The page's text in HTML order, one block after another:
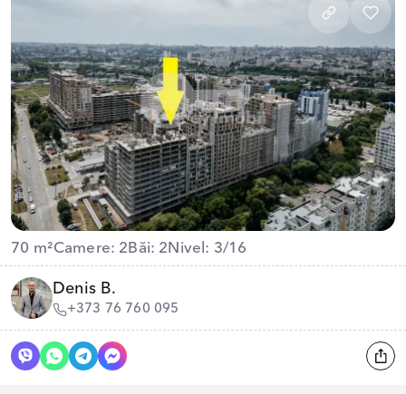
70 m²Camere: 2 Băi: 2 Nivel: 3/16
Denis B.
+373 76 760 095